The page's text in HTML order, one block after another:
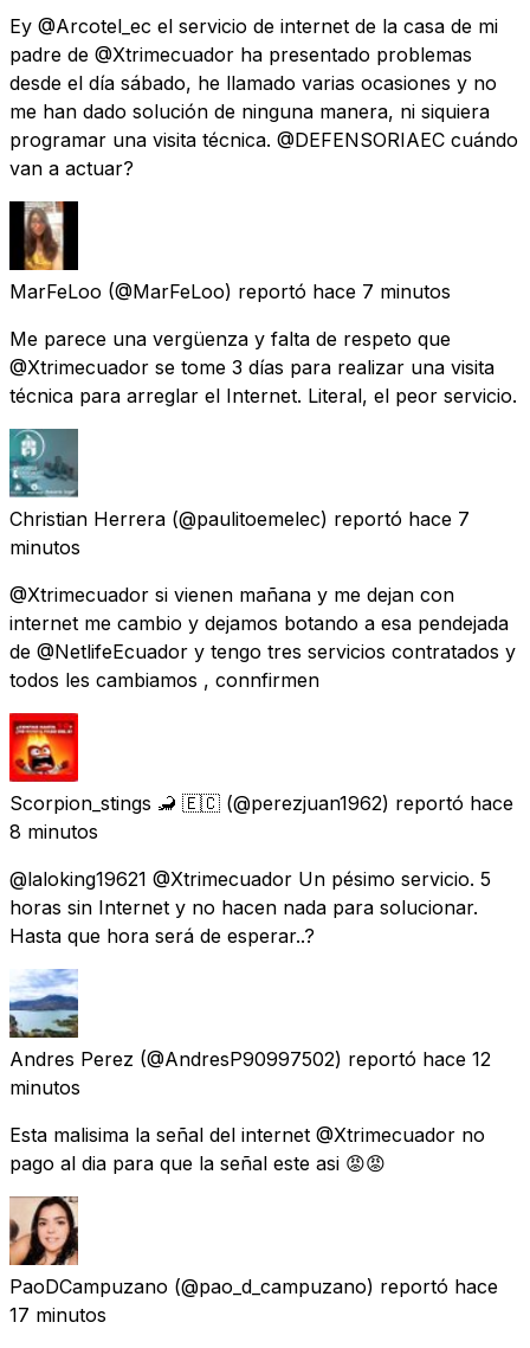
Ey @Arcotel_ec el servicio de internet de la casa de mi
padre de @Xtrimecuador ha presentado problemas
desde el día sábado, he llamado varias ocasiones y no
me han dado solución de ninguna manera, ni siquiera
programar una visita técnica. @DEFENSORIAEC cuándo
van a actuar?
MarFeLoo (@MarFeLoo) reportó hace 7 minutos
Me parece una vergüenza y falta de respeto que
@Xtrimecuador se tome 3 días para realizar una visita
técnica para arreglar el Internet. Literal, el peor servicio.
Christian Herrera (@paulitoemelec) reportó hace 7
minutos
@Xtrimecuador si vienen mañana y me dejan con
internet me cambio y dejamos botando a esa pendejada
de @NetlifeEcuador y tengo tres servicios contratados y
todos les cambiamos , connfirmen
Scorpion_stings 🦂 🇪🇨 (@perezjuan1962) reportó hace
8 minutos
@laloking19621 @Xtrimecuador Un pésimo servicio. 5
horas sin Internet y no hacen nada para solucionar.
Hasta que hora será de esperar..?
Andres Perez (@AndresP90997502) reportó hace 12
minutos
Esta malisima la señal del internet @Xtrimecuador no
pago al dia para que la señal este asi 😡😡
PaoDCampuzano (@pao_d_campuzano) reportó hace
17 minutos